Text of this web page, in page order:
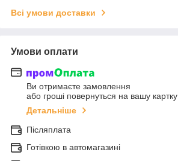
Всі умови доставки
Умови оплати
Ви отримаєте замовлення
або гроші повернуться на вашу картку
Детальніше
Післяплата
Готівкою в автомагазині